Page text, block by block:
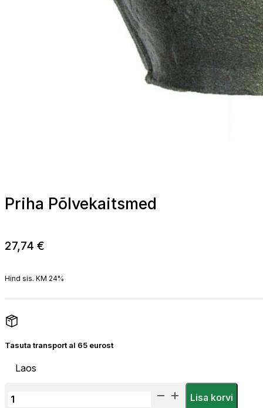
Priha Põlvekaitsmed
27,74 €
Hind sis. KM 24%
Tasuta transport al 65 eurost
Laos
Priha
Lisa korvi